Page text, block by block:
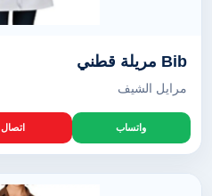
Bib مريلة قطني
مرايل الشيف
واتساب اتصال